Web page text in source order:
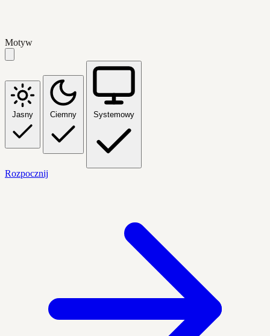
Motyw
Jasny Ciemny Systemowy
Rozpocznij